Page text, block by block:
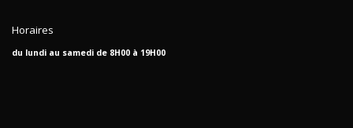
Horaires
du lundi au samedi de 8H00 à 19H00